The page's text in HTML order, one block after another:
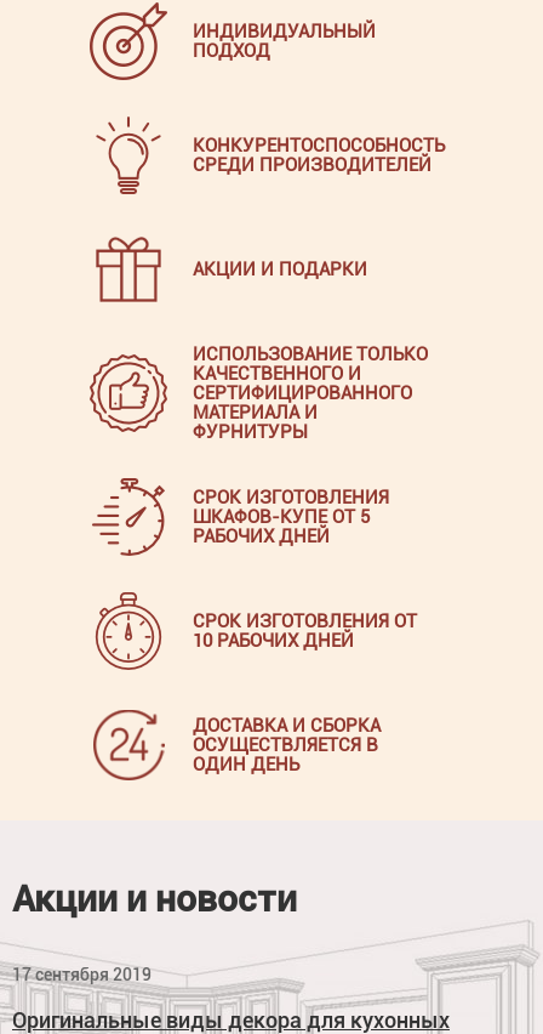
ИНДИВИДУАЛЬНЫЙ
ПОДХОД
КОНКУРЕНТОСПОСОБНОСТЬ
СРЕДИ ПРОИЗВОДИТЕЛЕЙ
АКЦИИ И ПОДАРКИ
ИСПОЛЬЗОВАНИЕ ТОЛЬКО
КАЧЕСТВЕННОГО И
СЕРТИФИЦИРОВАННОГО
МАТЕРИАЛА И
ФУРНИТУРЫ
СРОК ИЗГОТОВЛЕНИЯ
ШКАФОВ-КУПЕ ОТ 5
РАБОЧИХ ДНЕЙ
СРОК ИЗГОТОВЛЕНИЯ ОТ
10 РАБОЧИХ ДНЕЙ
ДОСТАВКА И СБОРКА
ОСУЩЕСТВЛЯЕТСЯ В
ОДИН ДЕНЬ
Акции и новости
17 сентября 2019
Оригинальные виды декора для кухонных